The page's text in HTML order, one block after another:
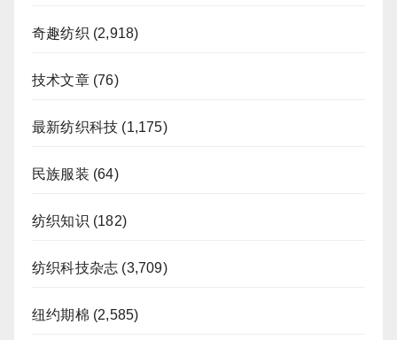
奇趣纺织 (2,918)
技术文章(76)
最新纺织科技 (1,175)
民族服装 (64)
纺织知识 (182)
纺织科技杂志 (3,709)
纽约期棉 (2,585)